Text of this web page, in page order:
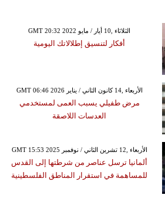
GMT 20:32 2022 الثلاثاء ,10 أيار / مايو
أفكار لتنسيق إطلالاتك اليومية
GMT 06:46 2026 الأربعاء ,14 كانون الثاني / يناير
مرض طفيلي يسبب العمى لمستخدمي
العدسات اللاصقة
GMT 15:53 2025 الأربعاء ,12 تشرين الثاني / نوفمبر
ألمانيا ترسل عناصر من شرطتها إلى القدس
للمساهمة في استقرار المناطق الفلسطينية